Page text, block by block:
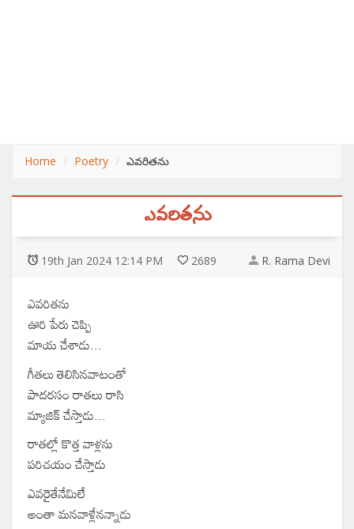
Home Poetry ఎవరితను
ఎవరితను
19th Jan 2024 12:14 PM 2689 R. Rama Devi
ఎవరితను
ఊరి పేరు చెప్పి
మాయ చేశాడు...
గీతలు తెలిసినవాటంతో
పాదరసం రాతలు రాసి
మ్యాజిక్ చేస్తాడు...
రాతల్లో కొత్త వాళ్లను
పరిచయం చేస్తాడు
ఎవరైతేనేమిలే
అంతా మనవాళ్లేనన్నాడు